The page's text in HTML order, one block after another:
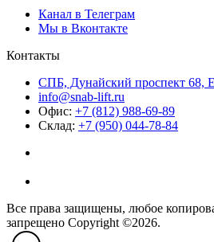
Канал в Телеграм
Мы в Вконтакте
Контакты
СПБ, Дунайский проспект 68, Е
info@snab-lift.ru
Офис: +7 (812) 988-69-89
Склад: +7 (950) 044-78-84
Все права защищены, любое
запрещено Copyright ©2026.